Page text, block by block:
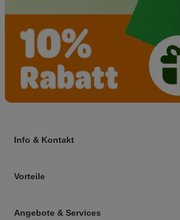
Info & Kontakt
Vorteile
Angebote & Services